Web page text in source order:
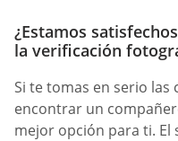
¿Estamos
la verificación
Si te tomas en serio las
encontrar un
mejor opción para ti. El